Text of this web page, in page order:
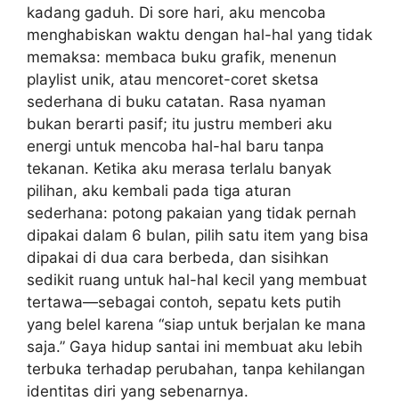
kadang gaduh. Di sore hari, aku mencoba
menghabiskan waktu dengan hal-hal yang tidak
memaksa: membaca buku grafik, menenun
playlist unik, atau mencoret-coret sketsa
sederhana di buku catatan. Rasa nyaman
bukan berarti pasif; itu justru memberi aku
energi untuk mencoba hal-hal baru tanpa
tekanan. Ketika aku merasa terlalu banyak
pilihan, aku kembali pada tiga aturan
sederhana: potong pakaian yang tidak pernah
dipakai dalam 6 bulan, pilih satu item yang bisa
dipakai di dua cara berbeda, dan sisihkan
sedikit ruang untuk hal-hal kecil yang membuat
tertawa—sebagai contoh, sepatu kets putih
yang belel karena “siap untuk berjalan ke mana
saja.” Gaya hidup santai ini membuat aku lebih
terbuka terhadap perubahan, tanpa kehilangan
identitas diri yang sebenarnya.